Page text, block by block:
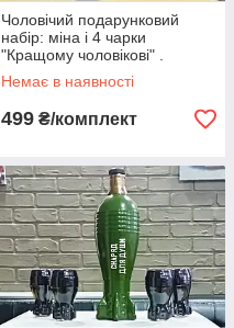
Чоловічий подарунковий
набір: міна і 4 чарки
"Кращому чоловікові" .
Подарунок чоловікові. Набір
бойовий
Немає в наявності
499 ₴/комплект